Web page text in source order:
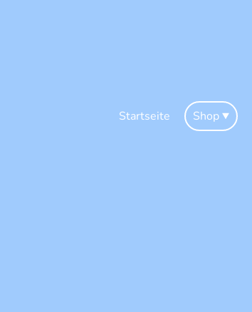
Startseite Shop